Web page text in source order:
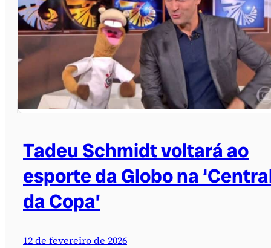
Tadeu Schmidt voltará ao
esporte da Globo na
da Copa’
12 de fevereiro de 2026